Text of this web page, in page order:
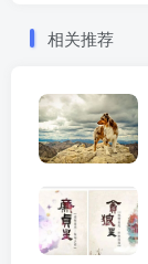
相关推荐